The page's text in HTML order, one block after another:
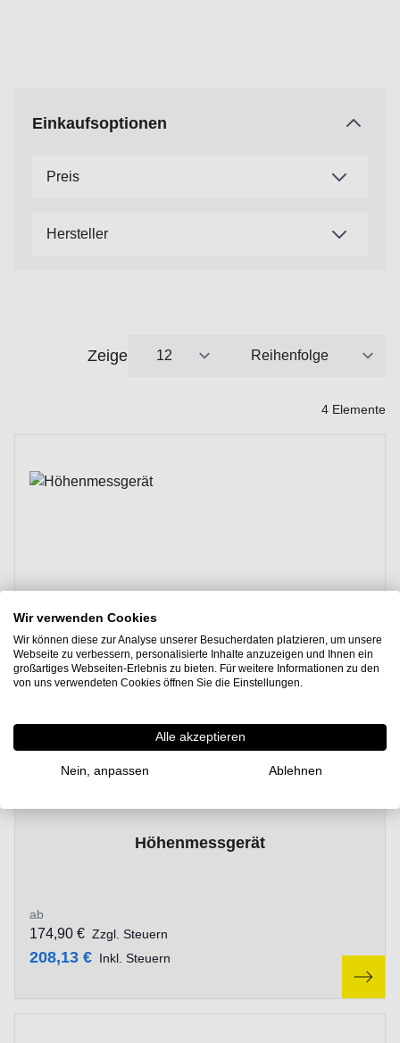
Einkaufsoptionen
Preis
Hersteller
4 Elemente
Zeige
pro Seite Sortieren nach
Höhenmessgerät
ab
208,13 € Inkl. Steuern
174,90 € Zzgl. Steuern
Wir verwenden Cookies
Wir können diese zur Analyse unserer Besucherdaten platzieren, um unsere
Webseite zu verbessern, personalisierte Inhalte anzuzeigen und Ihnen ein
großartiges Webseiten-Erlebnis zu bieten. Für weitere Informationen zu den
von uns verwendeten Cookies öffnen Sie die Einstellungen.
Alle akzeptieren
Nein, anpassen Ablehnen